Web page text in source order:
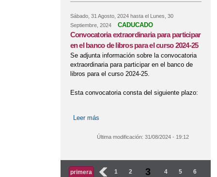
Sábado, 31 Agosto, 2024hasta el Lunes, 30
Septiembre, 2024
CADUCADO
Convocatoria extraordinaria para participar
en el banco de libros para el curso 2024-25
Se adjunta información sobre la convocatoria
extraordinaria para participar en el banco de
libros para el curso 2024-25.
Esta convocatoria consta del siguiente plazo:
Leer más
curso 2024-25
Última modificación: 31/08/2024 - 19:12
Páginas
primera ‹ 1 2 3 4 5 6